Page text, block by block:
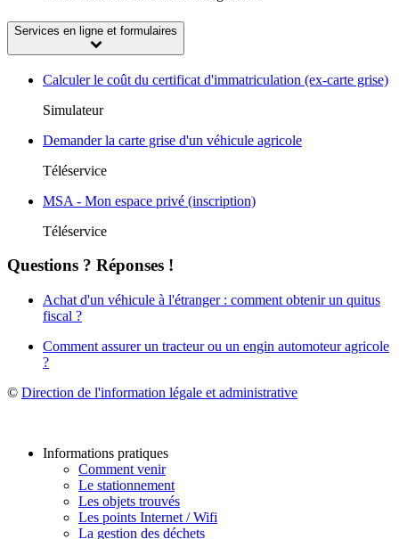
Services en ligne et formulaires
Calculer le coût du certificat d'immatriculation (ex-carte grise)
Simulateur
Demander la carte grise d'un véhicule agricole
Téléservice
MSA - Mon espace privé (inscription)
Téléservice
Questions ? Réponses !
Achat d'un véhicule à l'étranger : comment obtenir un quitus
fiscal ?
Comment assurer un tracteur ou un engin automoteur agricole
?
© Direction de l'information légale et administrative
Informations pratiques
Comment venir
Le stationnement
Les objets trouvés
Les points Internet / Wifi
La gestion des déchets